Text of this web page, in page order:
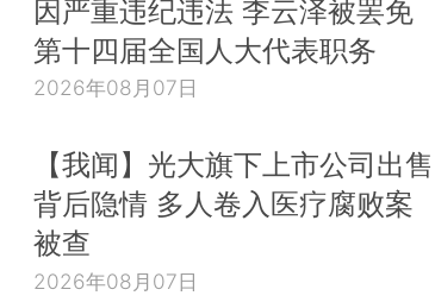
因严重违纪违法 李云泽被罢免
第十四届全国人大代表职务
2026年08月07日
【我闻】光大旗下上市公司出售
背后隐情 多人卷入医疗腐败案
被查
2026年08月07日